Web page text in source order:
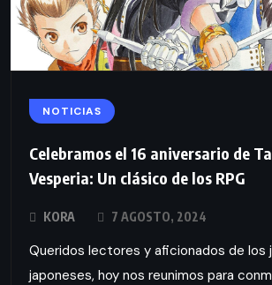
NOTICIAS
Celebramos el 16 aniversario de
Vesperia: Un clásico de los RPG
KORA 7 AGOSTO, 2024
Queridos lectores y aficionados de los
japoneses, hoy nos reunimos para